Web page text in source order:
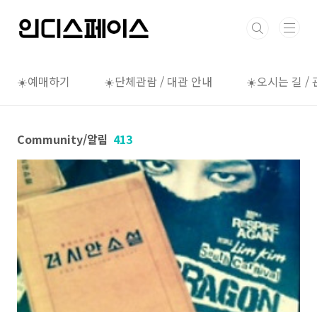
☀️예매하기 ☀️단체관람 / 대관 안내 ☀️오시는 길 /
Community/알림 413